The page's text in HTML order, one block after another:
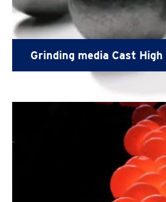
Grinding media Cast